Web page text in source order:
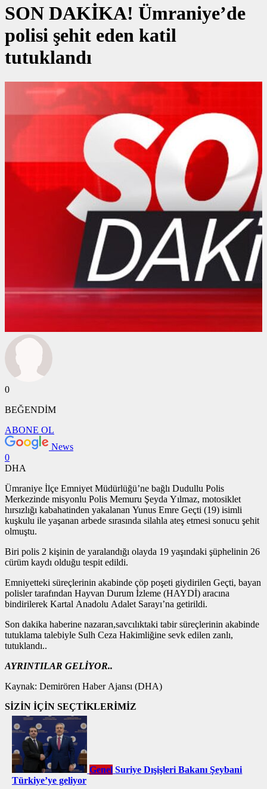
SON DAKİKA! Ümraniye’de
polisi şehit eden katil
tutuklandı
0
BEĞENDİM
ABONE OL
News
0
DHA
Ümraniye İlçe Emniyet Müdürlüğü’ne bağlı Dudullu Polis
Merkezinde misyonlu Polis Memuru Şeyda Yılmaz, motosiklet
hırsızlığı kabahatinden yakalanan Yunus Emre Geçti (19) isimli
kuşkulu ile yaşanan arbede sırasında silahla ateş etmesi sonucu şehit
olmuştu.
Biri polis 2 kişinin de yaralandığı olayda 19 yaşındaki şüphelinin 26
cürüm kaydı olduğu tespit edildi.
Emniyetteki süreçlerinin akabinde çöp poşeti giydirilen Geçti, bayan
polisler tarafından Hayvan Durum İzleme (HAYDİ) aracına
bindirilerek Kartal Anadolu Adalet Sarayı’na getirildi.
Son dakika haberine nazaran,savcılıktaki tabir süreçlerinin akabinde
tutuklama talebiyle Sulh Ceza Hakimliğine sevk edilen zanlı,
tutuklandı..
AYRINTILAR GELİYOR..
Kaynak: Demirören Haber Ajansı (DHA)
SİZİN İÇİN SEÇTİKLERİMİZ
Genel Suriye Dışişleri Bakanı Şeybani
Türkiye’ye geliyor